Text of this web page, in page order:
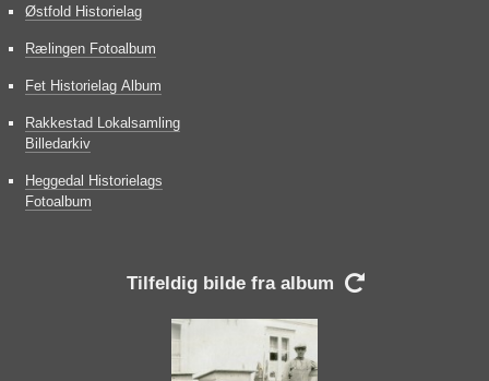
Østfold Historielag
Rælingen Fotoalbum
Fet Historielag Album
Rakkestad Lokalsamling
Billedarkiv
Heggedal Historielags
Fotoalbum
Tilfeldig bilde fra album 